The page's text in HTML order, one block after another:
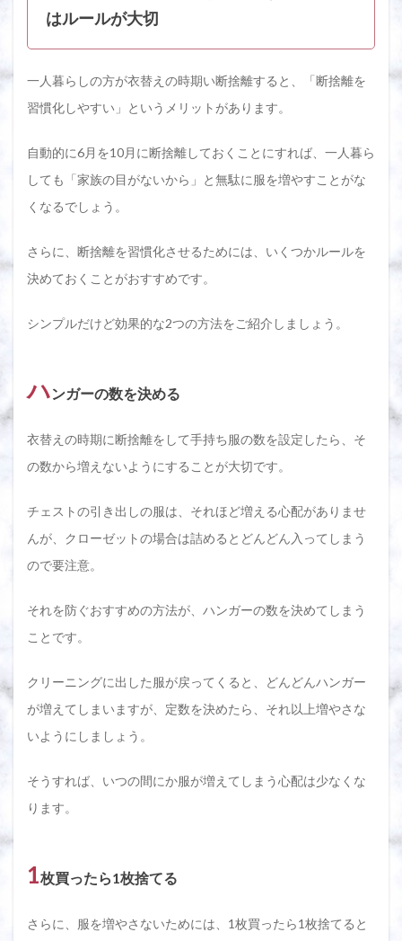
はルールが大切
一人暮らしの方が衣替えの時期い断捨離すると、「断捨離を
習慣化しやすい」というメリットがあります。
自動的に6月を10月に断捨離しておくことにすれば、一人暮ら
しても「家族の目がないから」と無駄に服を増やすことがな
くなるでしょう。
さらに、断捨離を習慣化させるためには、いくつかルールを
決めておくことがおすすめです。
シンプルだけど効果的な2つの方法をご紹介しましょう。
ハンガーの数を決める
衣替えの時期に断捨離をして手持ち服の数を設定したら、そ
の数から増えないようにすることが大切です。
チェストの引き出しの服は、それほど増える心配がありませ
んが、クローゼットの場合は詰めるとどんどん入ってしまう
ので要注意。
それを防ぐおすすめの方法が、ハンガーの数を決めてしまう
ことです。
クリーニングに出した服が戻ってくると、どんどんハンガー
が増えてしまいますが、定数を決めたら、それ以上増やさな
いようにしましょう。
そうすれば、いつの間にか服が増えてしまう心配は少なくな
ります。
1枚買ったら1枚捨てる
さらに、服を増やさないためには、1枚買ったら1枚捨てると